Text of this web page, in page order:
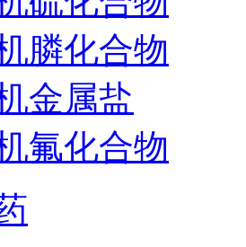
膦化合物
金属盐
氟化合物